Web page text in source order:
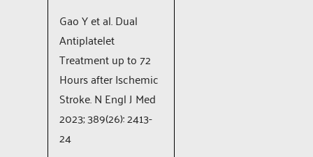
Gao Y et al. Dual
Antiplatelet
Treatment up to 72
Hours after Ischemic
Stroke. N Engl J Med
2023; 389(26): 2413-
24